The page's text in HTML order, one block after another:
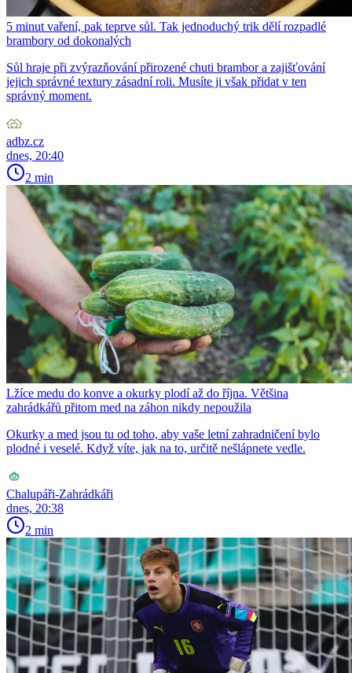
5 minut vaření, pak teprve sůl. Tak jednoduchý trik dělí rozpadlé
brambory od dokonalých
Sůl hraje při zvýrazňování přirozené chuti brambor a zajišťování
jejich správné textury zásadní roli. Musíte ji však přidat v ten
správný moment.
adbz.cz
dnes, 20:40
2 min
Lžíce medu do konve a okurky plodí až do října. Většina
zahrádkářů přitom med na záhon nikdy nepoužila
Okurky a med jsou tu od toho, aby vaše letní zahradničení bylo
plodné i veselé. Když víte, jak na to, určitě nešlápnete vedle.
Chalupáři-Zahrádkáři
dnes, 20:38
2 min